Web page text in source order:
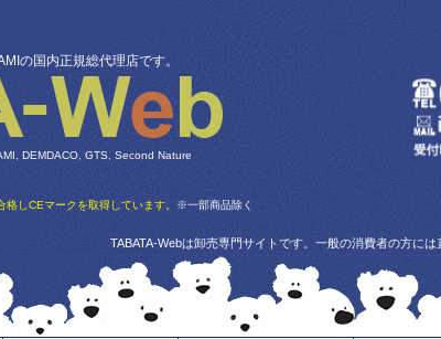
の国内正規総代理店です。
DEMDACO, GTS, Second Nature
しCEマークを取得しています。 ※一部商品除く
TABATA-Webは卸売専門サイトです。一般の消費者の方に